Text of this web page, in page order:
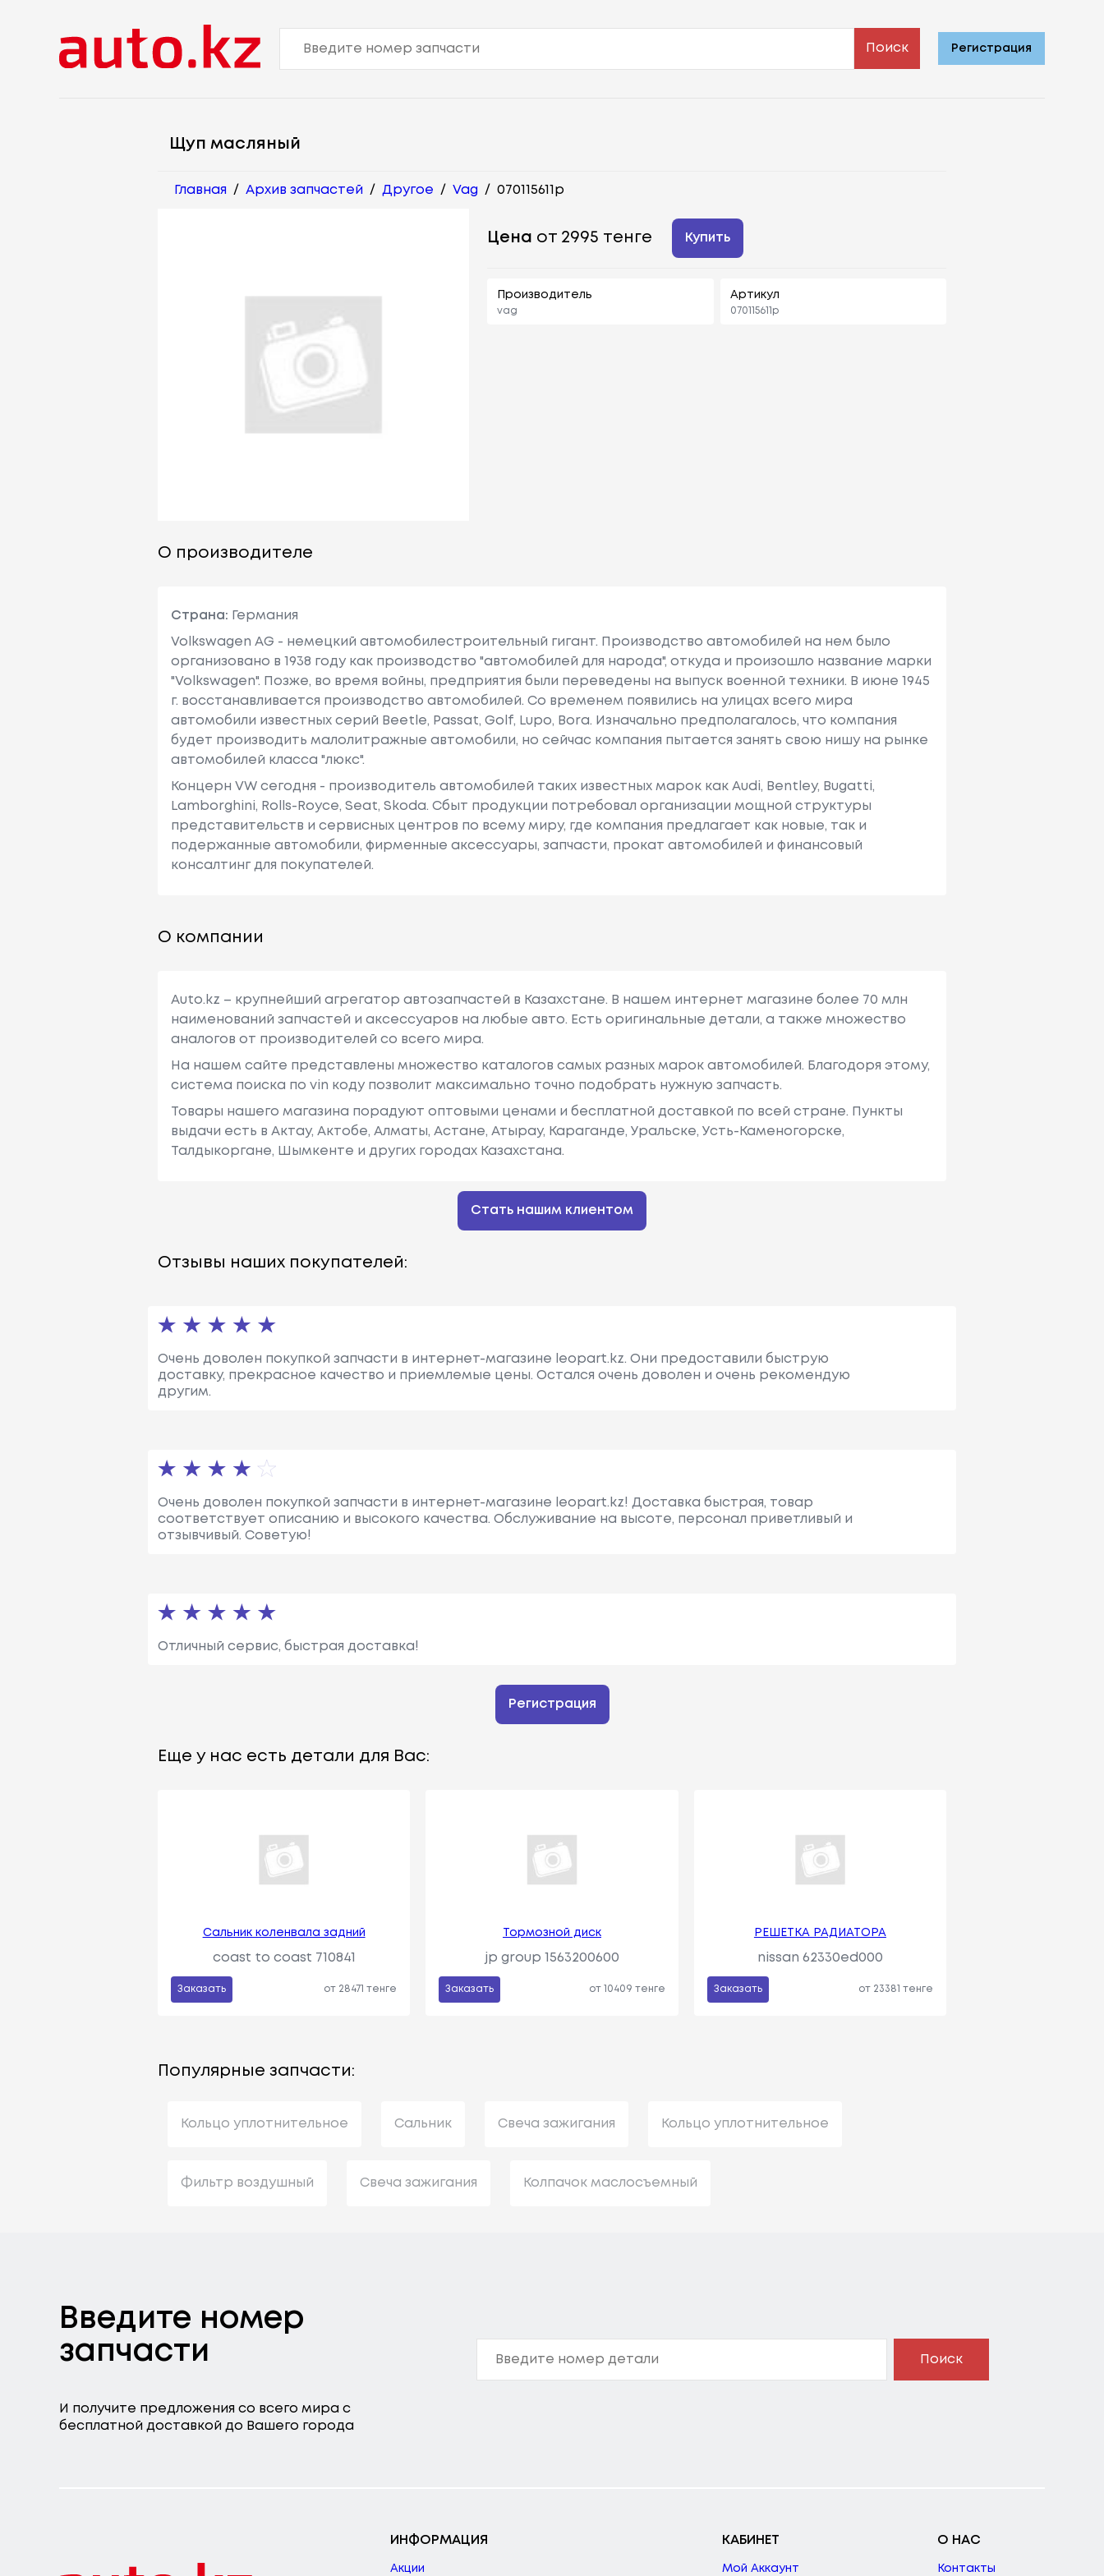
Поиск Регистрация
Щуп масляный
Главная / Архив запчастей / Другое / Vag / 070115611p
Цена от 2995 тенге Купить
Производитель
vag
Артикул
070115611p
О производителе
Страна: Германия
Volkswagen AG - немецкий автомобилестроительный гигант. Производство автомобилей на нем было
организовано в 1938 году как производство "автомобилей для народа", откуда и произошло название марки
"Volkswagen". Позже, во время войны, предприятия были переведены на выпуск военной техники. В июне 1945
г. восстанавливается производство автомобилей. Cо временем появились на улицах всего мира
автомобили известных серий Beetle, Passat, Golf, Lupo, Bora. Изначально предполагалось, что компания
будет производить малолитражные автомобили, но сейчас компания пытается занять свою нишу на рынке
автомобилей класса "люкс".
Концерн VW сегодня - производитель автомобилей таких известных марок как Audi, Bentley, Bugatti,
Lamborghini, Rolls-Royce, Seat, Skoda. Сбыт продукции потребовал организации мощной структуры
представительств и сервисных центров по всему миру, где компания предлагает как новые, так и
подержанные автомобили, фирменные аксессуары, запчасти, прокат автомобилей и финансовый
консалтинг для покупателей.
О компании
Auto.kz – крупнейший агрегатор автозапчастей в Казахстане. В нашем интернет магазине более 70 млн
наименований запчастей и аксессуаров на любые авто. Есть оригинальные детали, а также множество
аналогов от производителей со всего мира.
На нашем сайте представлены множество каталогов самых разных марок автомобилей. Благодоря этому,
система поиска по vin коду позволит максимально точно подобрать нужную запчасть.
Товары нашего магазина порадуют оптовыми ценами и бесплатной доставкой по всей стране. Пункты
выдачи есть в Актау, Актобе, Алматы, Астане, Атырау, Караганде, Уральске, Усть-Каменогорске,
Талдыкоргане, Шымкенте и других городах Казахстана.
Стать нашим клиентом
Отзывы наших покупателей:
Очень доволен покупкой запчасти в интернет-магазине leopart.kz. Они предоставили быструю
доставку, прекрасное качество и приемлемые цены. Остался очень доволен и очень рекомендую
другим.
Очень доволен покупкой запчасти в интернет-магазине leopart.kz! Доставка быстрая, товар
соответствует описанию и высокого качества. Обслуживание на высоте, персонал приветливый и
отзывчивый. Советую!
Отличный сервис, быстрая доставка!
Регистрация
Еще у нас есть детали для Вас:
Сальник коленвала задний
coast to coast 710841
Заказать от 28471 тенге
Тормозной диск
jp group 1563200600
Заказать от 10409 тенге
РЕШЕТКА РАДИАТОРА
nissan 62330ed000
Заказать от 23381 тенге
Популярные запчасти:
Кольцо уплотнительное Сальник Свеча зажигания Кольцо уплотнительное
Фильтр воздушный Свеча зажигания Колпачок маслосъемный
Введите номер
запчасти
И получите предложения со всего мира с
бесплатной доставкой до Вашего города
Поиск
ИНФОРМАЦИЯ
Акции
КАБИНЕТ
Мой Аккаунт
О НАС
Контакты